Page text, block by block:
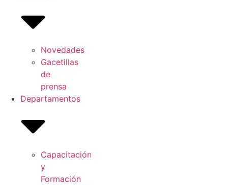
Novedades
Gacetillas
de
prensa
Departamentos
Capacitación
y
Formación